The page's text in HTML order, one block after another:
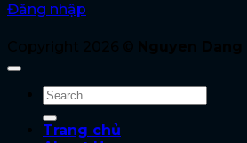
Đăng nhập
Trang chủ